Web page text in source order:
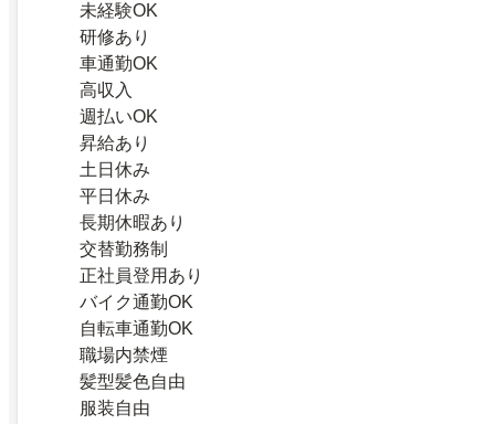
未経験OK
研修あり
車通勤OK
高収入
週払いOK
昇給あり
土日休み
平日休み
長期休暇あり
交替勤務制
正社員登用あり
バイク通勤OK
自転車通勤OK
職場内禁煙
髪型髪色自由
服装自由